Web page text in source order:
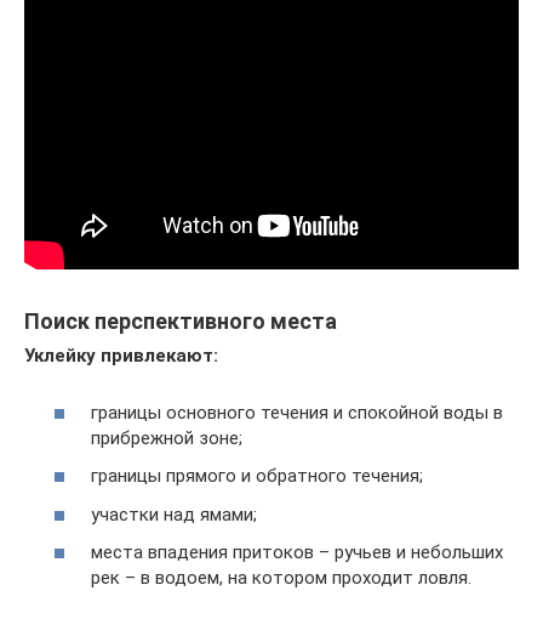
Поиск перспективного места
Уклейку привлекают:
границы основного течения и спокойной воды в
прибрежной зоне;
границы прямого и обратного течения;
участки над ямами;
места впадения притоков – ручьев и небольших
рек – в водоем, на котором проходит ловля.